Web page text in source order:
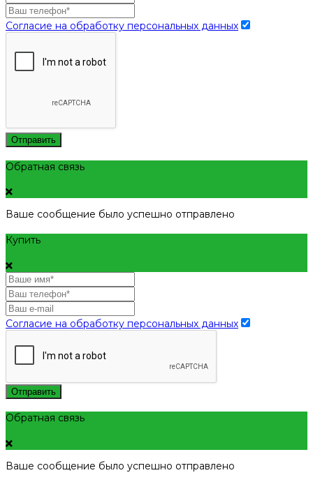
Согласие на обработку персональных данных
Отправить
Обратная связь
Ваше сообщение было успешно отправлено
Купить
Согласие на обработку персональных данных
Отправить
Обратная связь
Ваше сообщение было успешно отправлено